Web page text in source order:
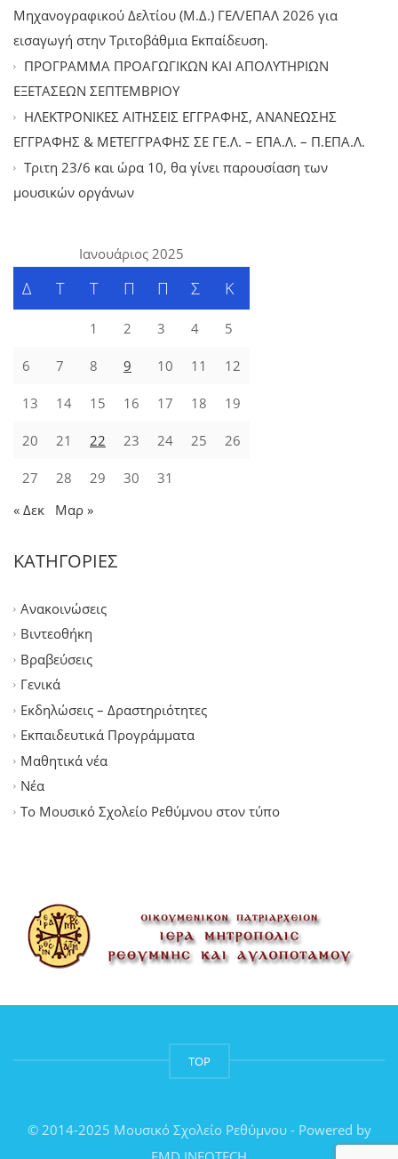
Μηχανογραφικού Δελτίου (Μ.Δ.) ΓΕΛ/ΕΠΑΛ 2026 για
εισαγωγή στην Τριτοβάθμια Εκπαίδευση.
ΠΡΟΓΡΑΜΜΑ ΠΡΟΑΓΩΓΙΚΩΝ ΚΑΙ ΑΠΟΛΥΤΗΡΙΩΝ
ΕΞΕΤΑΣΕΩΝ ΣΕΠΤΕΜΒΡΙΟΥ
ΗΛΕΚΤΡΟΝΙΚΕΣ ΑΙΤΗΣΕΙΣ ΕΓΓΡΑΦΗΣ, ΑΝΑΝΕΩΣΗΣ
ΕΓΓΡΑΦΗΣ & ΜΕΤΕΓΓΡΑΦΗΣ ΣΕ ΓΕ.Λ. – ΕΠΑ.Λ. – Π.ΕΠΑ.Λ.
Tριτη 23/6 και ώρα 10, θα γίνει παρουσίαση των
μουσικών οργάνων
Ιανουάριος 2025
Δ Τ Τ Π Π Σ Κ
1 2 3 4 5
6 7 8 9 10 11 12
13 14 15 16 17 18 19
20 21 22 23 24 25 26
27 28 29 30
31
« Δεκ
Μαρ »
ΚΑΤΗΓΟΡΙΕΣ
Ανακοινώσεις
Βιντεοθήκη
Βραβεύσεις
Γενικά
Εκδηλώσεις – Δραστηριότητες
Εκπαιδευτικά Προγράμματα
Μαθητικά νέα
Νέα
Το Μουσικό Σχολείο Ρεθύμνου στον τύπο
TOP
© 2014-2025 Μουσικό Σχολείο Ρεθύμνου - Powered by